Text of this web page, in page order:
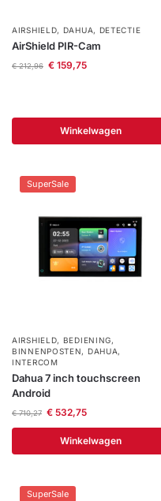
AIRSHIELD, DAHUA, DETECTIE
AirShield PIR-Cam
€212,96 €159,75
Winkelwagen
SuperSale
AIRSHIELD, BEDIENING,
BINNENPOSTEN, DAHUA,
INTERCOM
Dahua 7 inch touchscreen
Android
€710,27 €532,75
Winkelwagen
SuperSale